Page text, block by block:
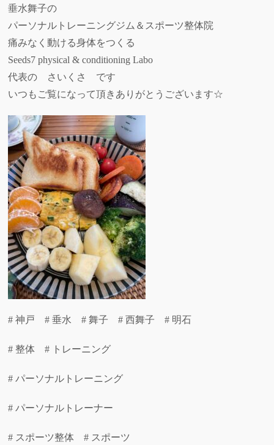
垂水舞子の
パーソナルトレーニングジム＆スポーツ整体院
痛みなく動ける身体をつくる
Seeds7 physical & conditioning Labo
代表の さいくさ です
いつもご覧になって頂きありがとうございます☆
# 神戸 # 垂水 # 舞子 # 西舞子 # 明石
# 整体 # トレーニング
# パーソナルトレーニング
# パーソナルトレーナー
# スポーツ整体 # スポーツ